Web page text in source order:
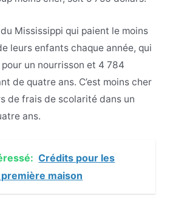
Mississippi qui paient le moins
leurs enfants chaque année, qui
un nourrisson et 4 784
de quatre ans. C’est moins cher
de frais de scolarité dans un
ans.
Crédits pour les
maison